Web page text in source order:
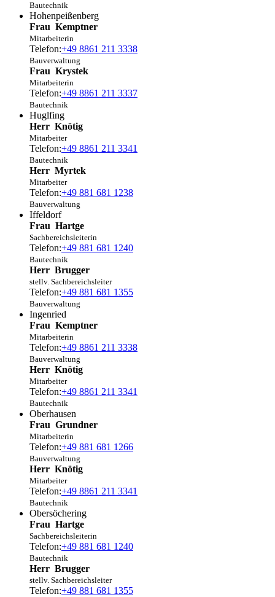
Bautechnik
Hohenpeißenberg
Frau Kemptner
Mitarbeiterin
Telefon:+49 8861 211 3338
Bauverwaltung
Frau Krystek
Mitarbeiterin
Telefon:+49 8861 211 3337
Bautechnik
Huglfing
Herr Knötig
Mitarbeiter
Telefon:+49 8861 211 3341
Bautechnik
Herr Myrtek
Mitarbeiter
Telefon:+49 881 681 1238
Bauverwaltung
Iffeldorf
Frau Hartge
Sachbereichsleiterin
Telefon:+49 881 681 1240
Bautechnik
Herr Brugger
stellv. Sachbereichsleiter
Telefon:+49 881 681 1355
Bauverwaltung
Ingenried
Frau Kemptner
Mitarbeiterin
Telefon:+49 8861 211 3338
Bauverwaltung
Herr Knötig
Mitarbeiter
Telefon:+49 8861 211 3341
Bautechnik
Oberhausen
Frau Grundner
Mitarbeiterin
Telefon:+49 881 681 1266
Bauverwaltung
Herr Knötig
Mitarbeiter
Telefon:+49 8861 211 3341
Bautechnik
Obersöchering
Frau Hartge
Sachbereichsleiterin
Telefon:+49 881 681 1240
Bautechnik
Herr Brugger
stellv. Sachbereichsleiter
Telefon:+49 881 681 1355